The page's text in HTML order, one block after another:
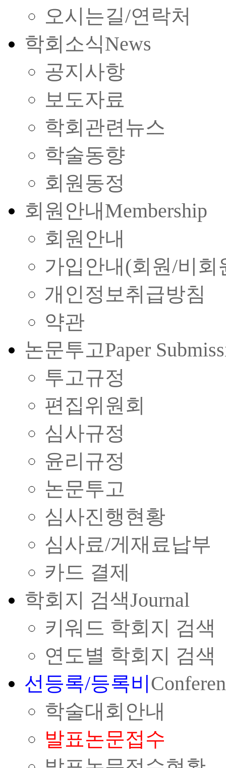
오시는길/연락처
학회소식News
공지사항
보도자료
학회관련뉴스
학술동향
회원동정
회원안내Membership
회원안내
가입안내(회원/비회
개인정보취급방침
약관
논문투고Paper
투고규정
편집위원회
심사규정
윤리규정
논문투고
심사진행현황
심사료/게재료납부
카드 결제
학회지 검색Journal
키워드 학회지 검색
연도별 학회지 검색
선등록/등록비
학술대회안내
발표논문접수